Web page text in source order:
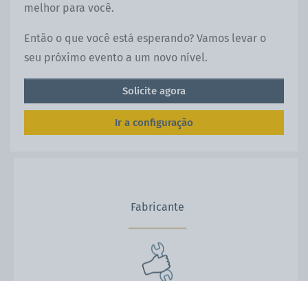
melhor para você.
Então o que você está esperando? Vamos levar o
seu próximo evento a um novo nível.
Solicite agora
Ir a configuração
Fabricante